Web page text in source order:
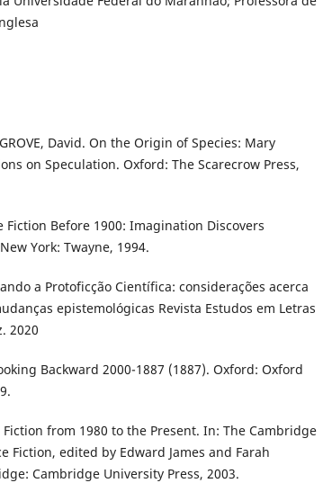
David. On the Origin of Species: Mary
on Speculation. Oxford: The Scarecrow Press,
Fiction Before 1900: Imagination Discovers
York: Twayne, 1994.
a Protoficção Científica: considerações acerca
epistemológicas Revista Estudos em Letras
2020
Backward 2000-1887 (1887). Oxford: Oxford
Fiction from 1980 to the Present. In: The Cambridge
Fiction, edited by Edward James and Farah
Cambridge University Press, 2003.